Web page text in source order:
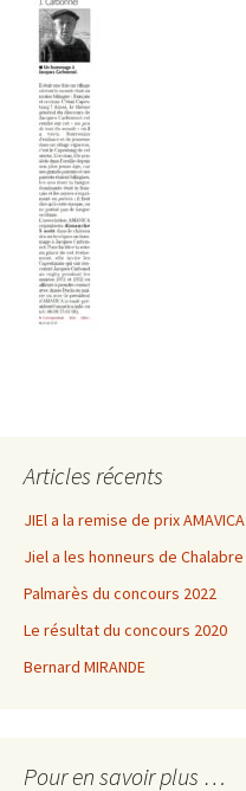
Articles récents
JIEl a la remise de prix AMAVICA
Jiel a les honneurs de Chalabre
Palmarès du concours 2022
Le résultat du concours 2020
Bernard MIRANDE
Pour en savoir plus …